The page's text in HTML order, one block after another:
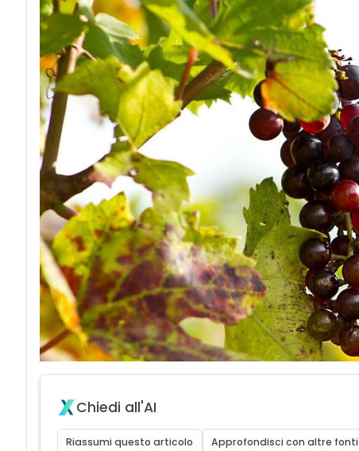
Chiedi all'AI
Riassumi questo articolo Approfondisci con altre fonti